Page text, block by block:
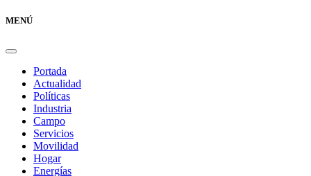
MENÚ
Portada
Actualidad
Políticas
Industria
Campo
Servicios
Movilidad
Hogar
Energías